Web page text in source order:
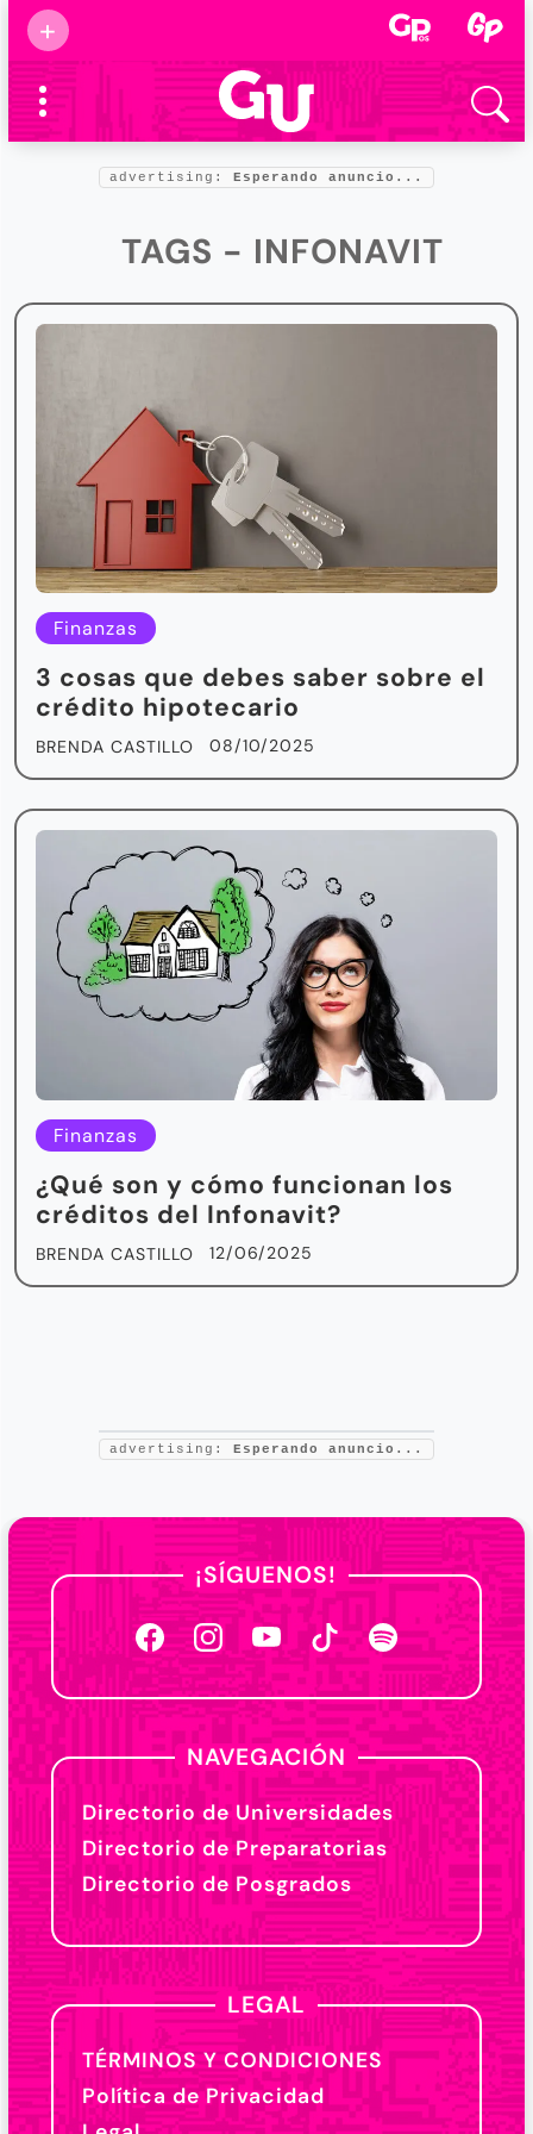
+
Supermamás
2025
Marcas de
confianza
Foro salud
advertising: Esperando anuncio...
TAGS - INFONAVIT
Finanzas
3 cosas que debes saber sobre el
crédito hipotecario
BRENDA CASTILLO 08/10/2025
Finanzas
¿Qué son y cómo funcionan los
créditos del Infonavit?
BRENDA CASTILLO 12/06/2025
advertising: Esperando anuncio...
¡SÍGUENOS!
NAVEGACIÓN
Directorio de Universidades
Directorio de Preparatorias
Directorio de Posgrados
LEGAL
TÉRMINOS Y CONDICIONES
Política de Privacidad